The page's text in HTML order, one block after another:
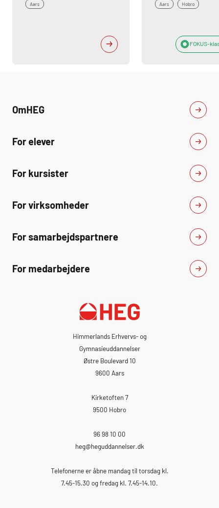
Aars Aars Hobro
FOKUS-
OmHEG
For elever
For kursister
For virksomheder
For samarbejdspartnere
For medarbejdere
Himmerlands Erhvervs- og
Gymnasieuddannelser
Østre Boulevard 10
9600 Aars
Kirketoften 7
9500 Hobro
96 98 10 00
heg@heguddannelser.dk
Telefonerne er åbne mandag til torsdag kl.
7.45-15.30 og fredag kl. 7.45-14.10.